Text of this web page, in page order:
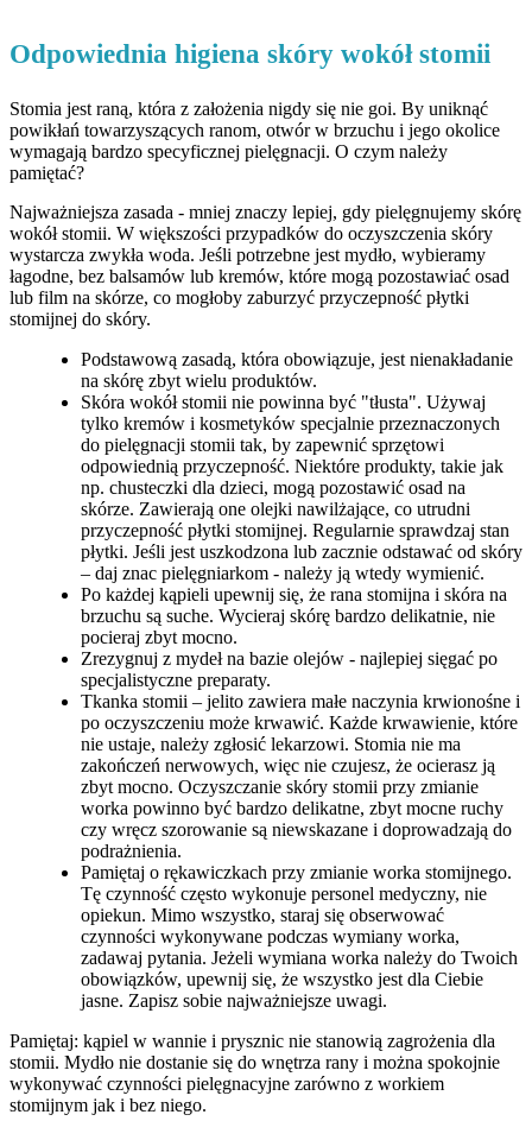
Odpowiednia higiena skóry wokół stomii
Stomia jest raną, która z założenia nigdy się nie goi. By uniknąć
powikłań towarzyszących ranom, otwór w brzuchu i jego okolice
wymagają bardzo specyficznej pielęgnacji. O czym należy
pamiętać?
Najważniejsza zasada - mniej znaczy lepiej, gdy pielęgnujemy skórę
wokół stomii. W większości przypadków do oczyszczenia skóry
wystarcza zwykła woda. Jeśli potrzebne jest mydło, wybieramy
łagodne, bez balsamów lub kremów, które mogą pozostawiać osad
lub film na skórze, co mogłoby zaburzyć przyczepność płytki
stomijnej do skóry.
Podstawową zasadą, która obowiązuje, jest nienakładanie
na skórę zbyt wielu produktów.
Skóra wokół stomii nie powinna być "tłusta". Używaj
tylko kremów i kosmetyków specjalnie przeznaczonych
do pielęgnacji stomii tak, by zapewnić sprzętowi
odpowiednią przyczepność. Niektóre produkty, takie jak
np. chusteczki dla dzieci, mogą pozostawić osad na
skórze. Zawierają one olejki nawilżające, co utrudni
przyczepność płytki stomijnej. Regularnie sprawdzaj stan
płytki. Jeśli jest uszkodzona lub zacznie odstawać od skóry
– daj znac pielęgniarkom - należy ją wtedy wymienić.
Po każdej kąpieli upewnij się, że rana stomijna i skóra na
brzuchu są suche. Wycieraj skórę bardzo delikatnie, nie
pocieraj zbyt mocno.
Zrezygnuj z mydeł na bazie olejów - najlepiej sięgać po
specjalistyczne preparaty.
Tkanka stomii – jelito zawiera małe naczynia krwionośne i
po oczyszczeniu może krwawić. Każde krwawienie, które
nie ustaje, należy zgłosić lekarzowi. Stomia nie ma
zakończeń nerwowych, więc nie czujesz, że ocierasz ją
zbyt mocno. Oczyszczanie skóry stomii przy zmianie
worka powinno być bardzo delikatne, zbyt mocne ruchy
czy wręcz szorowanie są niewskazane i doprowadzają do
podrażnienia.
Pamiętaj o rękawiczkach przy zmianie worka stomijnego.
Tę czynność często wykonuje personel medyczny, nie
opiekun. Mimo wszystko, staraj się obserwować
czynności wykonywane podczas wymiany worka,
zadawaj pytania. Jeżeli wymiana worka należy do Twoich
obowiązków, upewnij się, że wszystko jest dla Ciebie
jasne. Zapisz sobie najważniejsze uwagi.
Pamiętaj: kąpiel w wannie i prysznic nie stanowią zagrożenia dla
stomii. Mydło nie dostanie się do wnętrza rany i można spokojnie
wykonywać czynności pielęgnacyjne zarówno z workiem
stomijnym jak i bez niego.